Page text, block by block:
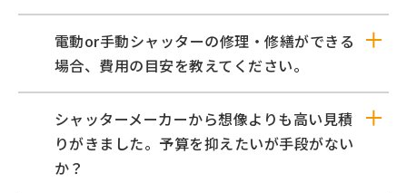
電動or手動シャッターの修理・修繕ができる
場合、費用の目安を教えてください。
シャッターメーカーから想像よりも高い見積
りがきました。予算を抑えたいが手段がない
か？